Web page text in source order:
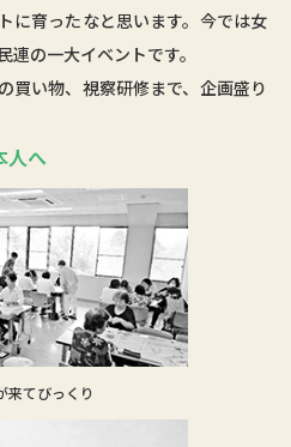
に育ったなと思います。今では女
の一大イベントです。
買い物、視察研修まで、企画盛り
人へ
来てびっくり